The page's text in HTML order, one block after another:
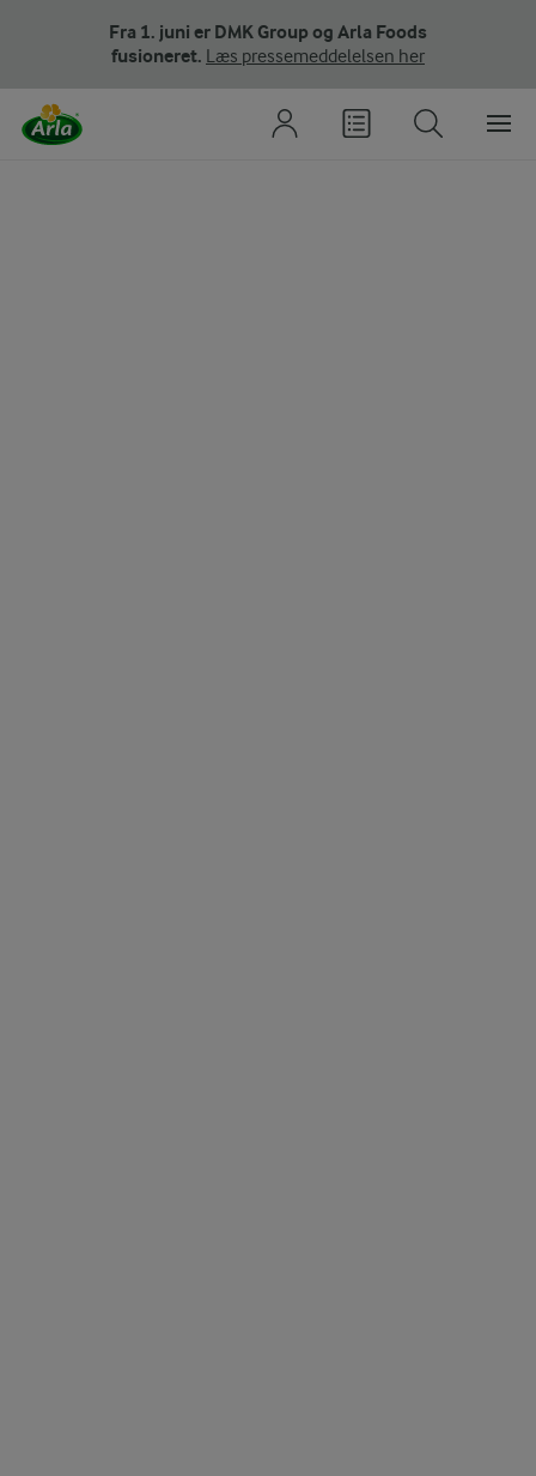
Fra 1. juni er DMK Group og Arla Foods
fusioneret. Læs pressemeddelelsen her